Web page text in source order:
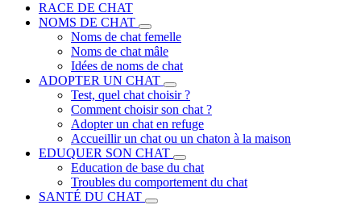
RACE DE CHAT
NOMS DE CHAT
Noms de chat femelle
Noms de chat mâle
Idées de noms de chat
ADOPTER UN CHAT
Test, quel chat choisir ?
Comment choisir son chat ?
Adopter un chat en refuge
Accueillir un chat ou un chaton à la maison
EDUQUER SON CHAT
Education de base du chat
Troubles du comportement du chat
SANTÉ DU CHAT